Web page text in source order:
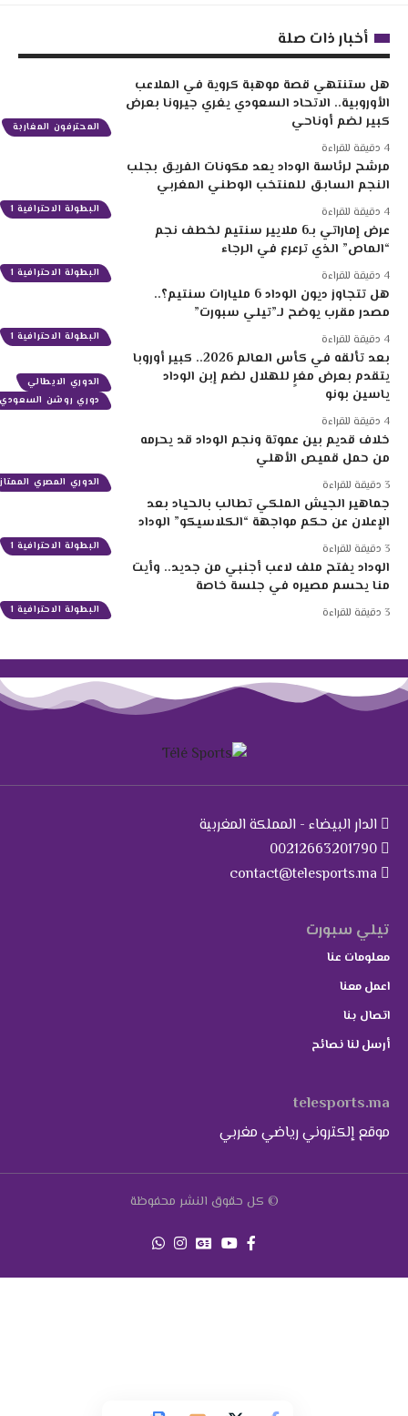
أخبار ذات صلة
المحترفون المغاربة
هل ستنتهي قصة موهبة كروية في الملاعب
الأوروبية.. الاتحاد السعودي يغري جيرونا بعرض
كبير لضم أوناحي
البطولة الاحترافية 1
مرشح لرئاسة الوداد يعد مكونات الفريق بجلب
النجم السابق للمنتخب الوطني المغربي
البطولة الاحترافية 1
عرض إماراتي بـ6 ملايير سنتيم لخطف نجم
“الماص” الذي ترعرع في الرجاء
البطولة الاحترافية 1
هل تتجاوز ديون الوداد 6 مليارات سنتيم؟..
مصدر مقرب يوضح لـ”تيلي سبورت”
الدوري الايطالي
دوري روشن السعودي
بعد تألقه في كأس العالم 2026.. كبير أوروبا
يتقدم بعرض مغرٍ للهلال لضم إبن الوداد
ياسين بونو
الدوري المصري الممتاز
خلاف قديم بين عموتة ونجم الوداد قد يحرمه
من حمل قميص الأهلي
البطولة الاحترافية 1
جماهير الجيش الملكي تطالب بالحياد بعد
الإعلان عن حكم مواجهة “الكلاسيكو” الوداد
البطولة الاحترافية 1
الوداد يفتح ملف لاعب أجنبي من جديد.. وأيت
منا يحسم مصيره في جلسة خاصة
الدار البيضاء - المملكة المغربية
00212663201790
contact@telesports.ma
تيلي سبورت
معلومات عنا
اعمل معنا
اتصال بنا
أرسل لنا نصائح
telesports.ma
موقع إلكتروني رياضي مغربي
© كل حقوق النشر محفوظة